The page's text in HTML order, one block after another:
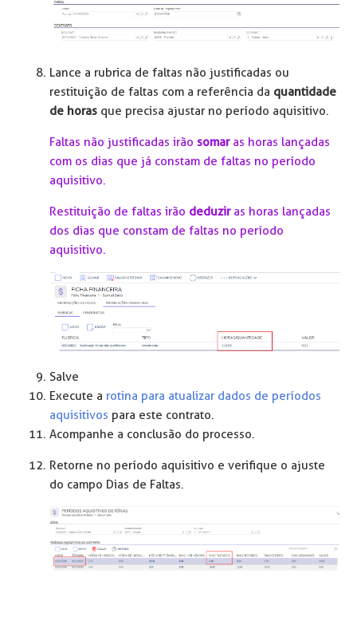
Lance a rubrica de faltas não justificadas ou
restituição de faltas com a referência da quantidade
de horas que precisa ajustar no período aquisitivo.
Faltas não justificadas irãosomaras horas lançadas
com os dias que já constam de faltas no período
aquisitivo.
Restituição de faltas irão deduzir as horas lançadas
dos dias que constam de faltas no período
aquisitivo.
Salve
Execute a rotina para atualizar dados de períodos
aquisitivos para este contrato.
Acompanhe a conclusão do processo.
Retorne no período aquisitivo e verifique o ajuste
do campo Dias de Faltas.